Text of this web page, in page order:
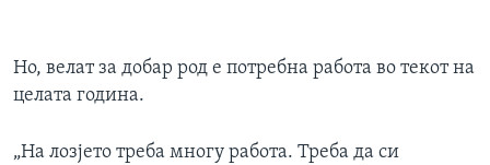
Но, велат за добар род е потребна работа во текот на
целата година.
„На лозјето треба многу работа. Треба да си